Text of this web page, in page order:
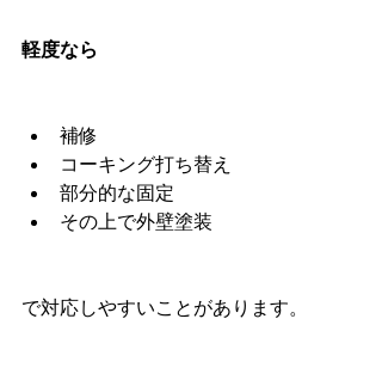
軽度なら
補修
コーキング打ち替え
部分的な固定
その上で外壁塗装
で対応しやすいことがあります。